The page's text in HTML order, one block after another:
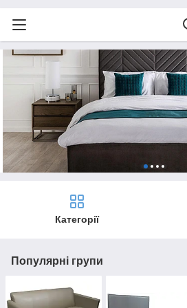
Категорії
Популярні групи